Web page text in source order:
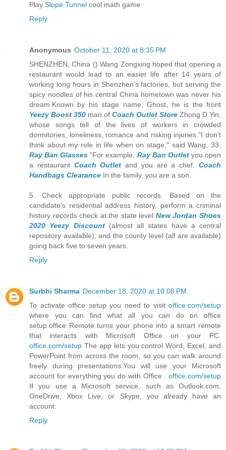
Play Slope Tunnel cool math game
Reply
Anonymous October 11, 2020 at 8:35 PM
SHENZHEN, China () Wang Zongxing hoped that opening a
restaurant would lead to an easier life after 14 years of
working long hours in Shenzhen's factories, but serving the
spicy noodles of his central China hometown was never his
dream.Known by his stage name, Ghost, he is the front
Yeezy Boost 350 man of Coach Outlet Store Zhong D Yin,
whose songs tell of the lives of workers in crowded
dormitories, loneliness, romance and risking injuries."I don't
think about my role in life when on stage," said Wang, 33.
Ray Ban Glasses "For example, Ray Ban Outletyou open
a restaurant Coach Outlet and you are a chef.Coach
Handbags Clearance In the family, you are a son.
5. Check appropriate public records. Based on the
candidate's residential address history, perform a criminal
history records check at the state level New Jordan Shoes
2020 Yeezy Discount(almost all states have a central
repository available), and the county level (all are available)
going back five to seven years.
Reply
Surbhi Sharma December 18, 2020 at 10:08 PM
To activate office setup you need to visit office.com/setup
where you can find what all you can do on office
setup.office Remote turns your phone into a smart remote
that interacts with Microsoft Office on your PC.
office.com/setup The app lets you control Word, Excel, and
PowerPoint from across the room, so you can walk around
freely during presentations.You will use your Microsoft
account for everything you do with Office . office.com/setup
If you use a Microsoft service, such as Outlook.com,
OneDrive, Xbox Live, or Skype, you already have an
account.
Reply